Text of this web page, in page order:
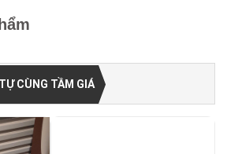
CÙNG TẦM GIÁ